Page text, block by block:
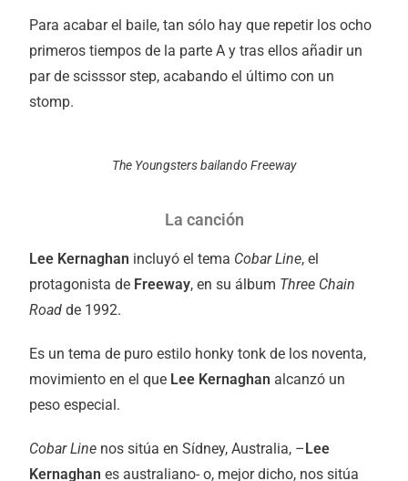
Para acabar el baile, tan sólo hay que repetir los ocho
primeros tiempos de la parte A y tras ellos añadir un
par de scisssor step, acabando el último con un
stomp.
The Youngsters bailando Freeway
La canción
Lee Kernaghan incluyó el tema Cobar Line, el
protagonista de Freeway, en su álbum Three Chain
Road de 1992.
Es un tema de puro estilo honky tonk de los noventa,
movimiento en el que Lee Kernaghan alcanzó un
peso especial.
Cobar Line nos sitúa en Sídney, Australia, – Lee
Kernaghan es australiano- o, mejor dicho, nos sitúa